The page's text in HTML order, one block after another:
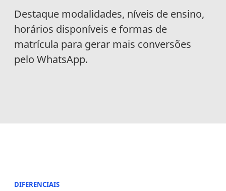
Destaque modalidades, níveis de ensino,
horários disponíveis e formas de
matrícula para gerar mais conversões
pelo WhatsApp.
DIFERENCIAIS